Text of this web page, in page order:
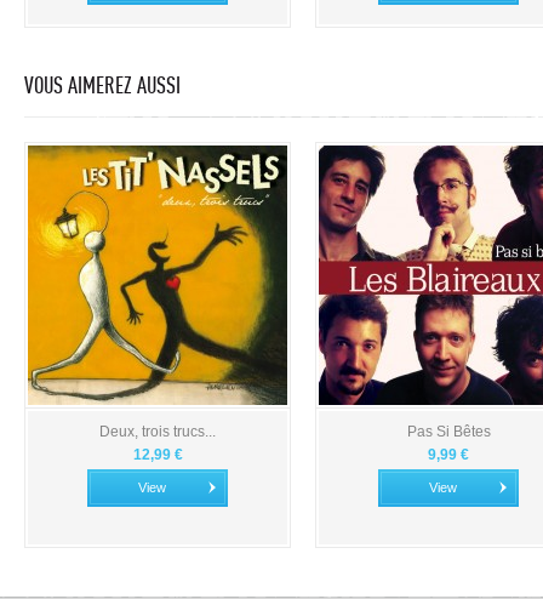
VOUS AIMEREZ AUSSI
Deux, trois trucs...
12,99 €
View
Pas Si Bêtes
9,99 €
View